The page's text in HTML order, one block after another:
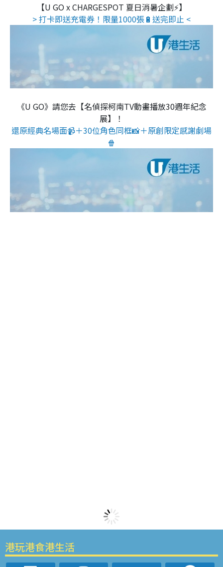
【U GO x CHARGESPOT 夏日消暑企劃⚡】
> 打卡即送充電券！限量1000張🔋送完即止 <
《U GO》請您去【名偵探柯南TV動畫播放30週年紀念
展】！
還原經典名場面📹＋30位角色同框📸＋原創限定感謝劇場
🍿
港玩港食港生活